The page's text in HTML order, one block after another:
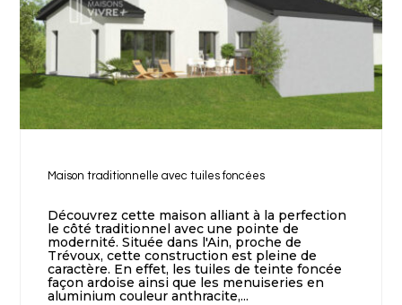
Maison traditionnelle avec tuiles foncées
Découvrez cette maison alliant à la perfection
le côté traditionnel avec une pointe de
modernité. Située dans l'Ain, proche de
Trévoux, cette construction est pleine de
caractère. En effet, les tuiles de teinte foncée
façon ardoise ainsi que les menuiseries en
aluminium couleur anthracite,...